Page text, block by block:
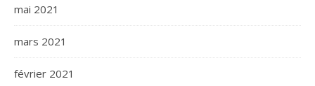
mai 2021
mars 2021
février 2021